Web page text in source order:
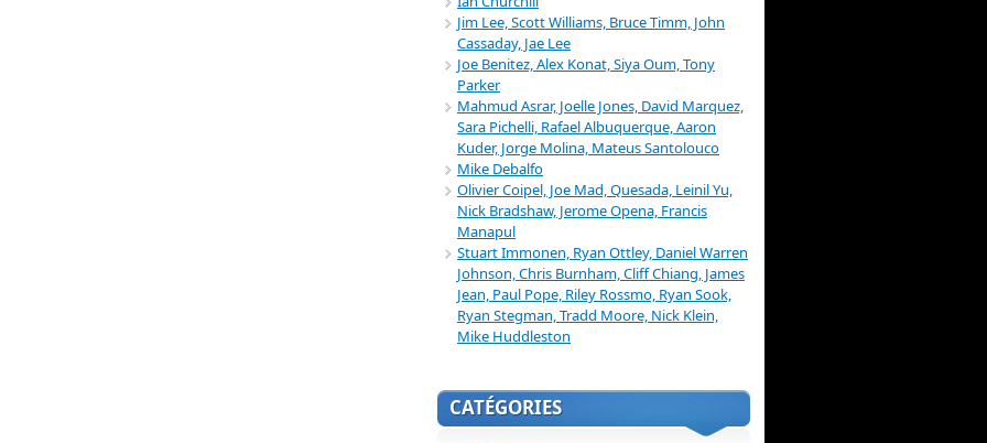
Jim Lee, Scott Williams, Bruce Timm, John
Cassaday, Jae Lee
Joe Benitez, Alex Konat, Siya Oum, Tony
Parker
Mahmud Asrar, Joelle Jones, David Marquez,
Sara Pichelli, Rafael Albuquerque, Aaron
Kuder, Jorge Molina, Mateus Santolouco
Mike Debalfo
Olivier Coipel, Joe Mad, Quesada, Leinil Yu,
Nick Bradshaw, Jerome Opena, Francis
Manapul
Stuart Immonen, Ryan Ottley, Daniel Warren
Johnson, Chris Burnham, Cliff Chiang, James
Jean, Paul Pope, Riley Rossmo, Ryan Sook,
Ryan Stegman, Tradd Moore, Nick Klein,
Mike Huddleston
CATÉGORIES